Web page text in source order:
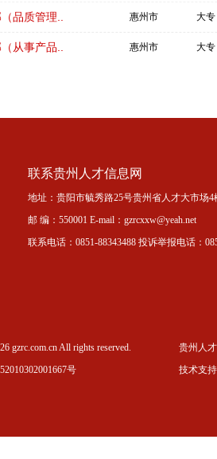
品质管理.. 惠州市 大专
从事产品.. 惠州市 大专
联系贵州人才信息网
地址：贵阳市毓秀路25号贵州省人才大市场
邮 编：550001 E-mail：gzrcxxw@yeah.net
联系电话：0851-88343488 投诉举报电话：
gzrc.com.cn All rights reserved.
号
贵州人
技术支